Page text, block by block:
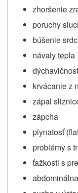
zhoršenie
poruchy
búšenie
návaly tepla
dýchavičnosť
krvácanie z
zápal
zápcha
plynatosť
problémy s
ťažkosti s